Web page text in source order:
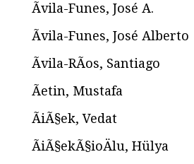
Ãvila-Funes, José A.
Ãvila-Funes, José Alberto
Ãvila-RÃ­os, Santiago
Ãetin, Mustafa
ÃiÃ§ek, Vedat
ÃiÃ§ekÃ§ioÄlu, Hülya